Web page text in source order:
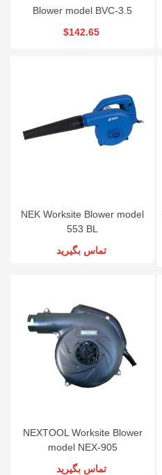
Blower model BVC-3.5
$142.65
NEK Worksite Blower model
553 BL
تماس بگیرید
NEXTOOL Worksite Blower
model NEX-905
تماس بگیرید